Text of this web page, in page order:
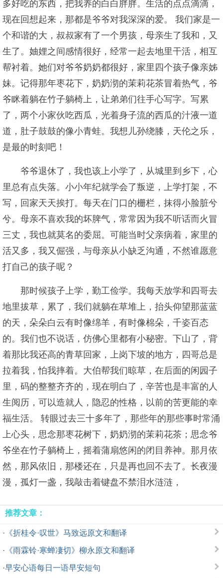
多好吃的东西，把我养的白白胖胖。生活的点点滴滴，
现在回想起来，那都是爷爷对我深深的爱。 我们家是一
个和谐的大，叔叔家有了一个男孩，母亲生了我和，又
生了。妯娌之间感情很好，经常一起去地里干活，相互
帮衬着。她们对爷爷奶奶都很好，家里四个孩子像亲姊
妹。记得那年枣花下，奶奶沏的茉莉花茶冒着热气，爷
爷眯着躺在竹子躺椅上，让弟弟们往手心写字。写累
了，两个小家伙吃西瓜，光着身子流的西瓜的汁液一道
道，肚子鼓鼓的像小青蛙。我想儿孙绕膝，天伦之乐，
是最的时刻吧！
爷爷退休了，我也该上小学了，从城里到乡下，心
里总有点失落。小小年纪就学会了叛逆，上学打架，不
写，回家天天挨打。每天在门口的栅栏，抹得小脸脏兮
兮。母亲不喜欢我的坏脾气，常常因为我不听话而火冒
三丈，我也就莫名的委屈。可能当时父亲病着，家里的
活又多，我又倔强，与母亲从小缺乏沟通，不然谁愿意
打自己的孩子呢？
那时候孩子上学，勤工俭学。我每天放学和四哥去
地里拔草，累了，我们就躺在草堆上，抬头仰望那蓝蓝
的天，朵朵白云有时像绵羊，有时像棉朵，千姿百态
的。我们也不说话，仿佛心里都有小秘密。下山了，背
着那比我还高的青草回家，上岗下坡的地方，四哥总是
拉着我，怕我摔着。大伯帮我们晾草，在后面的闲园子
里，码的整整齐齐的，现在明白了，辛苦也是丰富的人
生阅历，可以造就人，隐忍的性格，以前的苦更能的幸
福生活。 转眼过去三十多年了，那些年的那些事时常涌
上心头，思念那枣花树下，奶奶沏的茉莉花茶；思念爷
爷坐在竹子躺椅上，摇着蒲扇悠闲的闭目养神。那月依
然，那风依旧，那楼还在，只是再也回不去了。长夜漫
漫，孤灯一盏，我敲击着键盘不禁泪水涟涟，
推荐文章：
· 《折桂令·叹世》马致远原文和翻译
· 《雨霖铃·寒蝉凄切》柳永原文和翻译
·早安心语每日一语早安短句